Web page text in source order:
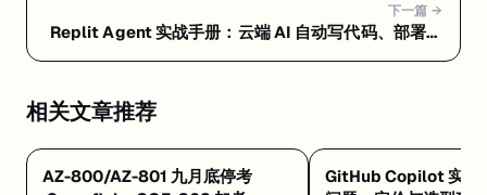
下一篇 →
Replit Agent 实战手册：云端 AI 自动写代码、部署一
相关文章推荐
AZ-800/AZ-801 九月底停考
GitHub Copilot 实战